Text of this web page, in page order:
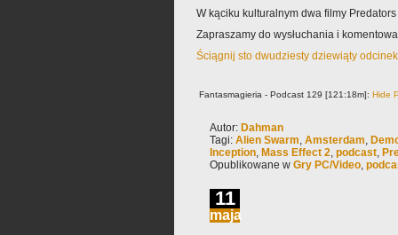
W kąciku kulturalnym dwa filmy
Zapraszamy do wysłuchania i
Ściągnij sto dwudziesty dziewiąty
Fantasmagieria - Podcast 129 [121:18m]: Hide
Autor: Dahman
Tagi: Alien Swarm, Amsterdam,
Inception, Mass Effect 2, podcast,
Opublikowane w Gry PC/Video,
11
maja